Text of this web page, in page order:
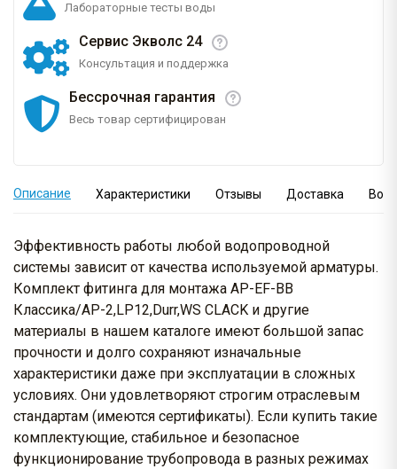
Лабораторные тесты воды
Сервис Экволс 24
Консультация и поддержка
Бессрочная гарантия
Весь товар сертифицирован
Описание Характеристики Отзывы Доставка
Эффективность работы любой водопроводной
системы зависит от качества используемой арматуры.
Комплект фитинга для монтажа AP-EF-BB
Классика/AP-2,LP12,Durr,WS CLACK и другие
материалы в нашем каталоге имеют большой запас
прочности и долго сохраняют изначальные
характеристики даже при эксплуатации в сложных
условиях. Они удовлетворяют строгим отраслевым
стандартам (имеются сертификаты). Если купить такие
комплектующие, стабильное и безопасное
функционирование трубопровода в разных режимах